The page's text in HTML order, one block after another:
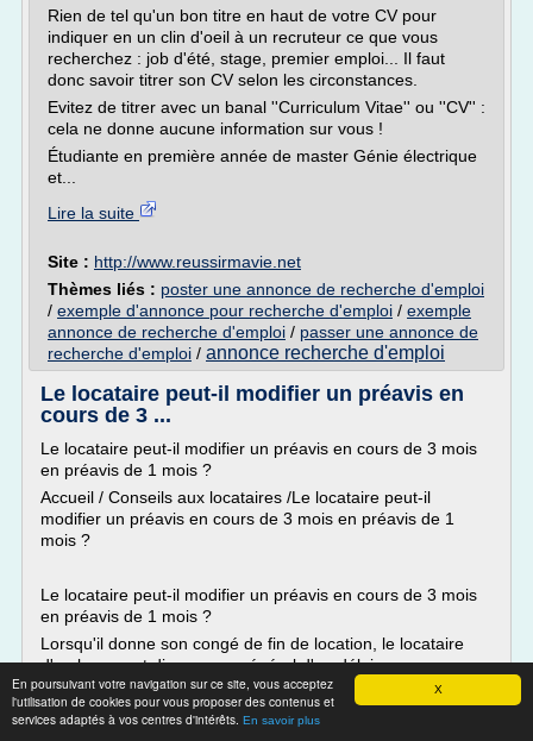
X
En poursuivant votre navigation sur ce site, vous acceptez
l'utilisation de cookies pour vous proposer des contenus et
services adaptés à vos centres d'intérêts. En savoir plus
Rien de tel qu'un bon titre en haut de votre CV pour
indiquer en un clin d'oeil à un recruteur ce que vous
recherchez : job d'été, stage, premier emploi... Il faut
donc savoir titrer son CV selon les circonstances.
Evitez de titrer avec un banal ''Curriculum Vitae'' ou ''CV'' :
cela ne donne aucune information sur vous !
Étudiante en première année de master Génie électrique
et...
Lire la suite
Site : http://www.reussirmavie.net
Thèmes liés : poster une annonce de recherche d'emploi
/ exemple d'annonce pour recherche d'emploi / exemple
annonce de recherche d'emploi / passer une annonce de
recherche d'emploi / annonce recherche d'emploi
Le locataire peut-il modifier un préavis en
cours de 3 ...
Le locataire peut-il modifier un préavis en cours de 3 mois
en préavis de 1 mois ?
Accueil / Conseils aux locataires /Le locataire peut-il
modifier un préavis en cours de 3 mois en préavis de 1
mois ?
Le locataire peut-il modifier un préavis en cours de 3 mois
en préavis de 1 mois ?
Lorsqu'il donne son congé de fin de location, le locataire
d'un logement dispose en général d'un délai...
Lire la suite